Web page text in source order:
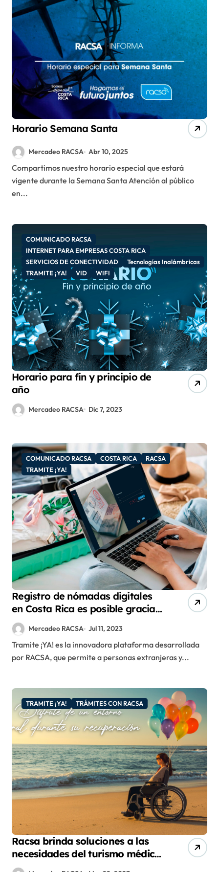
Horario Semana Santa
Mercadeo RACSA Abr 10, 2025
Compartimos nuestro horario especial que estará
vigente durante la Semana Santa Atención al público
en...
COMUNICADO RACSA
INTERNET PARA EMPRESAS COSTA RICA
SERVICIOS DE CONECTIVIDAD
Tecnologías Inalámbricas
TRAMITE ¡YA!
VID WIFI
Horario para fin y principio de
año
Mercadeo RACSA Dic 7, 2023
COMUNICADO RACSA COSTA RICA
RACSA
TRAMITE ¡YA!
Registro de nómadas digitales
en Costa Rica es posible gracias
a Tramite ¡YA! de RACSA
Mercadeo RACSA Jul 11, 2023
Tramite ¡YA! es la innovadora plataforma desarrollada
por RACSA, que permite a personas extranjeras y...
TRAMITE ¡YA! TRÁMITES CON RACSA
Racsa brinda soluciones a las
necesidades del turismo médico
en el país con plataforma